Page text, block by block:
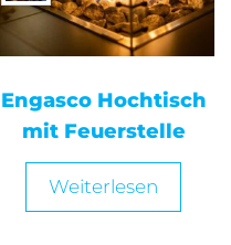
Engasco Hochtisch
mit Feuerstelle
Weiterlesen